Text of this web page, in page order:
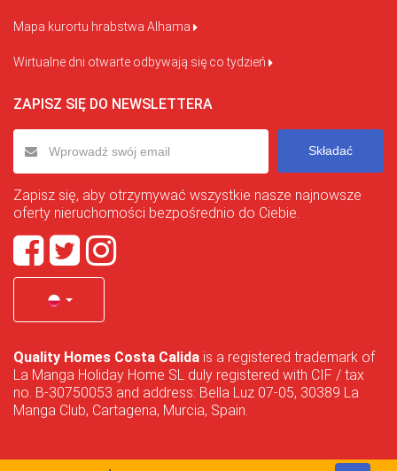
Mapa kurortu hrabstwa Alhama
Wirtualne dni otwarte odbywają się co tydzień
ZAPISZ SIĘ DO NEWSLETTERA
Składać
Zapisz się, aby otrzymywać wszystkie nasze najnowsze
oferty nieruchomości bezpośrednio do Ciebie.
Quality Homes Costa Calida is a registered trademark of
La Manga Holiday Home SL duly registered with CIF / tax
no. B-30750053 and address: Bella Luz 07-05, 30389 La
Manga Club, Cartagena, Murcia, Spain.